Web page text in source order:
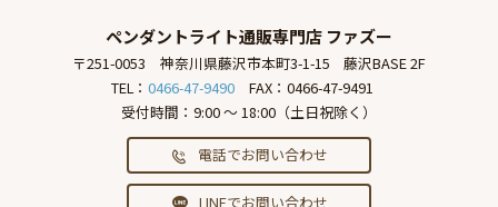
ペンダントライト通販専門店 ファズー
〒251-0053 神奈川県藤沢市本町3-1-15
藤沢BASE 2F
TEL： 0466-47-9490
FAX：0466-47-9491
受付時間：9:00 ～ 18:00（土日祝除く）
電話でお問い合わせ
LINEでお問い合わせ